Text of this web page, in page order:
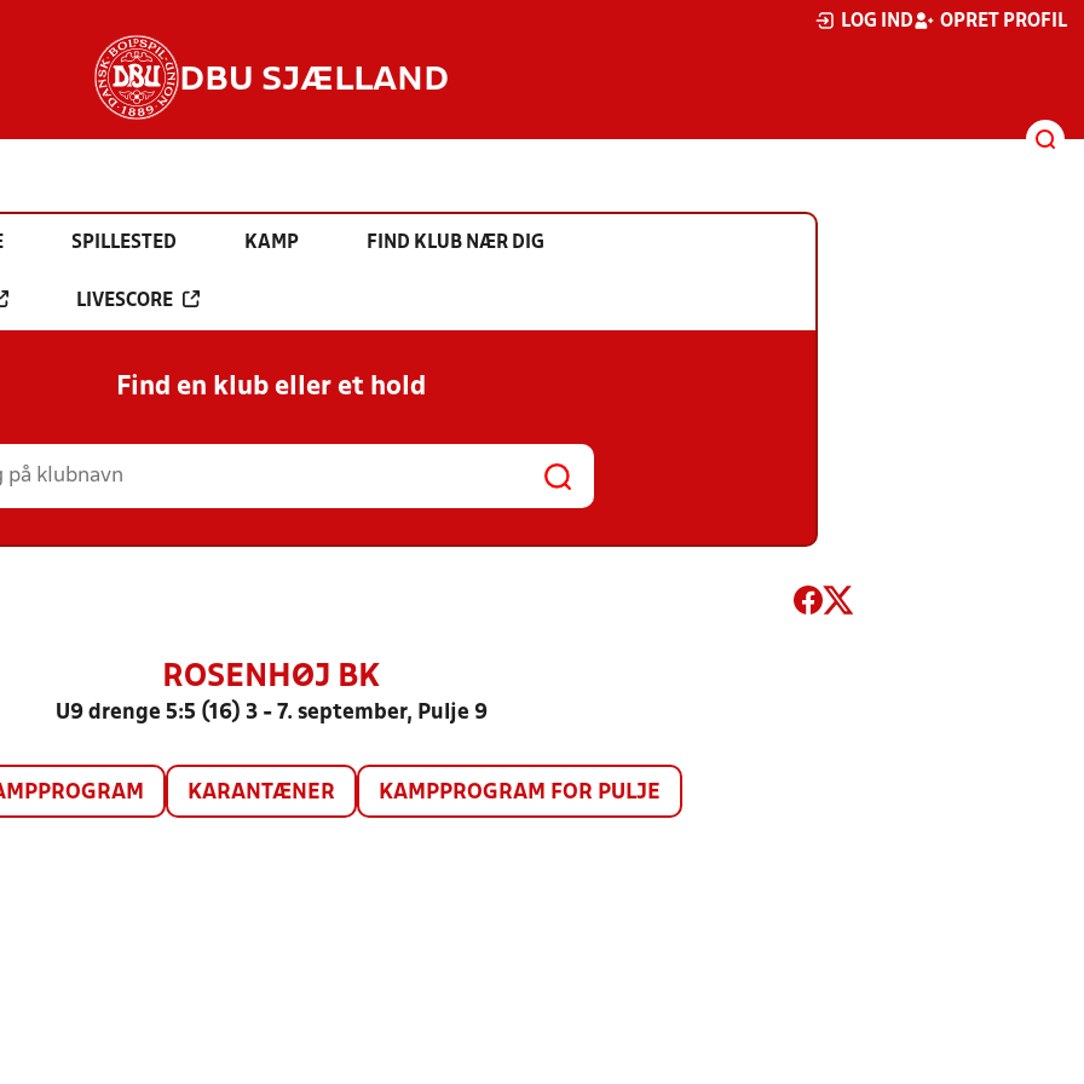
LOG IND OPRET PROFIL
DBU SJÆLLAND
SPILLESTED KAMP FIND KLUB NÆR DIG
LIVESCORE
Find en klub eller et hold
ROSENHØJ BK
U9 drenge 5:5 (16) 3 - 7. september, Pulje 9
KARANTÆNER KAMPPROGRAM FOR PULJE